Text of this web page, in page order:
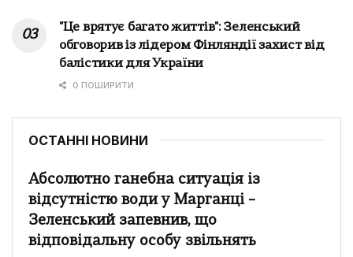
"Це врятує багато життів": Зеленський
обговорив із лідером Фінляндії захист від
балістики для України
0 ПОШИРИТИ
ОСТАННІ НОВИНИ
Абсолютно ганебна ситуація із
відсутністю води у Марганці –
Зеленський запевнив, що
відповідальну особу звільнять